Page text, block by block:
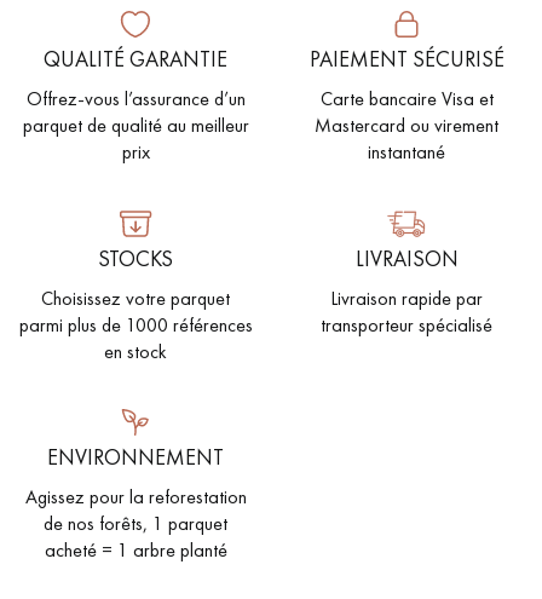
VOUS AVEZ UN PROJET ?
Nos experts sont à votre disposition pour vous guider pas à
Un expert Décoplus Parquets vous appelle
Demandez un rendez-vous personnalisé
QUALITÉ GARANTIE
Offrez-vous l’assurance d’un
parquet de qualité au meilleur
prix
PAIEMENT SÉCURISÉ
Carte bancaire Visa et
Mastercard ou virement
instantané
STOCKS
Choisissez votre parquet
parmi plus de 1000 références
en stock
LIVRAISON
Livraison rapide par
transporteur spécialisé
ENVIRONNEMENT
Agissez pour la reforestation
de nos forêts, 1 parquet
acheté = 1 arbre planté